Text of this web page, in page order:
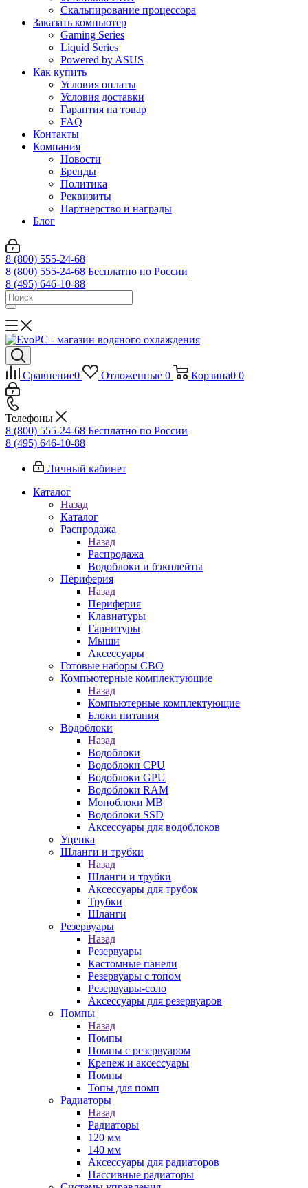
Скальпирование процессора
Заказать компьютер
Gaming Series
Liquid Series
Powered by ASUS
Как купить
Условия оплаты
Условия доставки
Гарантия на товар
FAQ
Контакты
Компания
Новости
Бренды
Политика
Реквизиты
Партнерство и награды
Блог
8 (800) 555-24-68
8 (800) 555-24-68 Бесплатно по России
8 (495) 646-10-88
Сравнение0 Отложенные 0 Корзина0 0
Телефоны
8 (800) 555-24-68 Бесплатно по России
8 (495) 646-10-88
Личный кабинет
Каталог
Назад
Каталог
Распродажа
Назад
Распродажа
Водоблоки и бэкплейты
Периферия
Назад
Периферия
Клавиатуры
Гарнитуры
Мыши
Аксессуары
Готовые наборы СВО
Компьютерные комплектующие
Назад
Компьютерные комплектующие
Блоки питания
Водоблоки
Назад
Водоблоки
Водоблоки CPU
Водоблоки GPU
Водоблоки RAM
Моноблоки MB
Водоблоки SSD
Аксессуары для водоблоков
Уценка
Шланги и трубки
Назад
Шланги и трубки
Аксессуары для трубок
Трубки
Шланги
Резервуары
Назад
Резервуары
Кастомные панели
Резервуары с топом
Резервуары-соло
Аксессуары для резервуаров
Помпы
Назад
Помпы
Помпы с резервуаром
Крепеж и аксессуары
Помпы
Топы для помп
Радиаторы
Назад
Радиаторы
120 мм
140 мм
Аксессуары для радиаторов
Пассивные радиаторы